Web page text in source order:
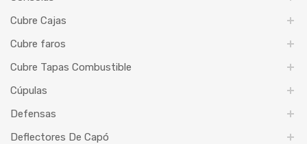
Cubre Cajas
Cubre faros
Cubre Tapas Combustible
Cúpulas
Defensas
Deflectores De Capó